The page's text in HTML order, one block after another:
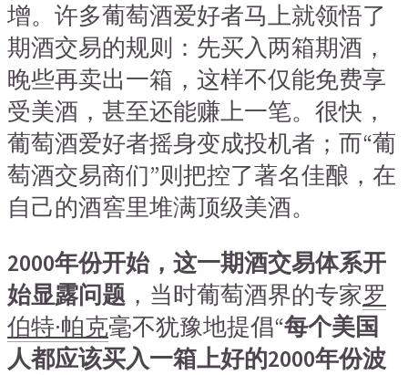
增。许多葡萄酒爱好者马上就领悟了
期酒交易的规则：先买入两箱期酒，
晚些再卖出一箱，这样不仅能免费享
受美酒，甚至还能赚上一笔。很快，
葡萄酒爱好者摇身变成投机者；而“葡
萄酒交易商们”则把控了著名佳酿，在
自己的酒窖里堆满顶级美酒。
2000年份开始，这一期酒交易体系开
始显露问题 ，当时葡萄酒界的专家罗
伯特·帕克毫不犹豫地提倡“每个美国
人都应该买入一箱上好的2000年份波